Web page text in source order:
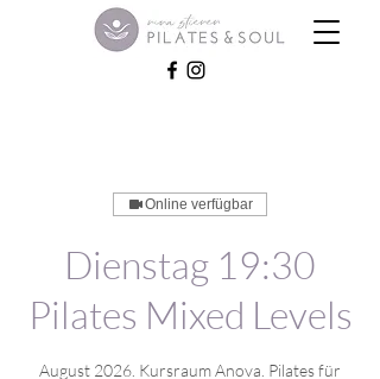
Online verfügbar
Dienstag 19:30
Pilates Mixed Levels
August 2026. Kursraum Anova. Pilates für